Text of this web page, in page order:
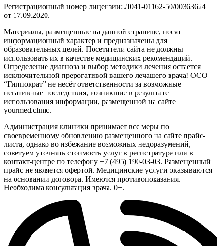
Регистрационный номер лицензии: Л041-01162-50/00363624
от 17.09.2020.
Материалы, размещенные на данной странице, носят
информационный характер и предназначены для
образовательных целей. Посетители сайта не должны
использовать их в качестве медицинских рекомендаций.
Определение диагноза и выбор методики лечения остается
исключительной прерогативой вашего лечащего врача! ООО
“Гиппократ” не несёт ответственности за возможные
негативные последствия, возникшие в результате
использования информации, размещенной на сайте
yourmed.clinic.
Администрация клиники принимает все меры по
своевременному обновлению размещенного на сайте прайс-
листа, однако во избежание возможных недоразумений,
советуем уточнять стоимость услуг в регистратуре или в
контакт-центре по телефону +7 (495) 190-03-03. Размещенный
прайс не является офертой. Медицинские услуги оказываются
на основании договора. Имеются противопоказания.
Необходима консультация врача. 0+.